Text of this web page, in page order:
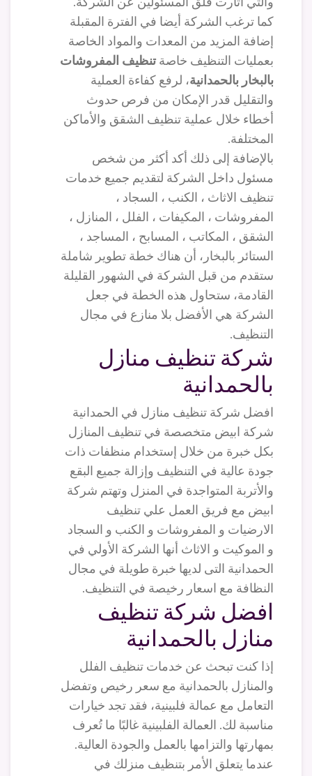
كما ترغب الشركة أيضا في الفترة المقبلة
إضافة المزيد من المعدات والمواد الخاصة
بعمليات التنظيف خاصة تنظيف المفروشات
بالبخار بالحمدانية، لرفع كفاءة العملية
والتقليل قدر الإمكان من فرص حدوث
أخطاء خلال عملية تنظيف الشقق والأماكن
المختلفة.
بالإضافة إلى ذلك أكد أكثر من شخص
مسئول داخل الشركة لتقديم جميع خدمات
تنظيف الاثاث ، الكنب ، السجاد ،
المفروشات ، المكيفات ، الفلل ، المنازل ،
الشقق ، المكاتب ، المسابح ، المساجد ،
الستائر بالبخار، أن هناك خطة تطوير شاملة
ستقدم من قبل الشركة في الشهور القليلة
القادمة، ستحاول هذه الخطة في جعل
الشركة هي الأفضل بلا منازع في مجال
التنظيف.
شركة تنظيف منازل
بالحمدانية
افضل شركة تنظيف منازل في الحمدانية
شركة ابيض متخصصة في تنظيف المنازل
بكل خبرة من خلال إستخدام منظفات ذات
جودة عالية في التنظيف وإزالة جميع البقع
والأتربة المتواجدة في المنزل وتهتم شركة
ابيض مع فريق العمل علي تنظيف
الارضيات و المفروشات و الكنب و السجاد
و الموكيت و الاثاث أنها الشركة الأولي في
الحمدانية التى لديها خبرة طويلة في مجال
النظافة مع اسعار رخيصة في التنظيف.
افضل شركة تنظيف
منازل بالحمدانية
إذا كنت تبحث عن خدمات تنظيف الفلل
والمنازل بالحمدانية مع سعر رخيص وتفضل
التعامل مع عمالة فلبينية، فقد تجد خيارات
مناسبة لك. العمالة الفلبينية غالبًا ما تُعرف
بمهارتها والتزامها بالعمل والجودة العالية.
عندما يتعلق الأمر بتنظيف منزلك في